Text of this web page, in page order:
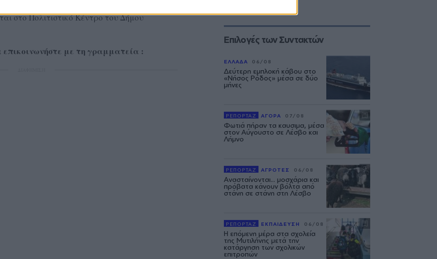
στο Πολιτιστικό Κέντρο του Δήμου
με τη γραμματεία :
Επιλογές των Συντακτών
ΕΛΛΑΔΑ 06/08
Δεύτερη εμπλοκή κάβου στο
«Νήσος Ρόδος» μέσα σε δύο
μήνες
ΡΕΠΟΡΤΑΖ ΑΓΟΡΑ 07/08
Φωτιά πήραν τα καυσιμα, μέσα
στον Αύγουστο σε Λέσβο και
Λήμνο
ΡΕΠΟΡΤΑΖ ΑΓΡΟΤΕΣ 06/08
Ανασταίνονται... μοσχάρια και
πρόβατα κάνουν βόλτα από
στάνη σε στάνη στη Λέσβο
ΡΕΠΟΡΤΑΖ ΕΚΠΑΙΔΕΥΣΗ 06/08
Η επόμενη μέρα στα σχολεία
της Μυτιλήνης μετά την
κατάργηση των σχολικών
επιτροπών